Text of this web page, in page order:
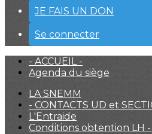
JE FAIS UN DON
Se connecter
- ACCUEIL -
Agenda du siège
LA SNEMM
- CONTACTS UD et
L'Entraide
Conditions obtention LH -